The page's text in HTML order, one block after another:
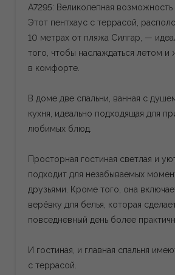
A7295: Великолепная возможность
Этот пентхаус с террасой,
10 метрах от пляжа Силгар, —
того, чтобы наслаждаться летом и
в комфорте.
В доме две спальни, ванная с
кухня, идеально подходящая для
любимых блюд.
Просторная гостиная светлая и
подходит для незабываемых
друзьями. Кроме того, она
верёвку для белья, которая
повседневный день более
И гостиная, и главная спальня
с террасой.